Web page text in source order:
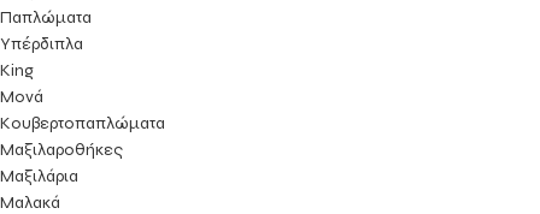
Παπλώματα
Υπέρδιπλα
King
Μονά
Κουβερτοπαπλώματα
Μαξιλαροθήκες
Μαξιλάρια
Μαλακά